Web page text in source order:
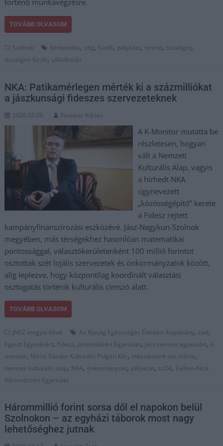
történő munkavégzésre.
TOVÁBB OLVASOM
Szolnok bérbeadás, cég, fürdő, pályázat, strand, tiszaliget,
tiszaligeti fürdő,vállalkozás
NKA: Patikamérlegen mérték ki a százmilliókat
a jászkunsági fideszes szervezeteknek
2026.05.06. Fazekas Adrián
A K-Monitor mutatta be
részletesen, hogyan
vált a Nemzeti
Kulturális Alap, vagyis
a hírhedt NKA
úgynevezett
„közösségépítő” kerete
a Fidesz rejtett
kampányfinanszírozási eszközévé. Jász-Nagykun-Szolnok
megyében, más térségekhez hasonlóan matematikai
pontossággal, választókerületenként 100 millió forintot
osztottak szét lojális szervezetek és önkormányzatok között,
alig leplezve, hogy központilag koordinált választási
osztogatás történik kulturális címszó alatt.
TOVÁBB OLVASOM
JNSZ megyei hírek Az Ifjúság Egészséges Életéért Alapítvány, civil,
Együtt Egymásért, fidesz, Jánoshidáért Egyesület, jász nemzet egyesület, k-
monitor, Márai Sándor Kulturális Polgári Kör, mészárosné vas márta,
nemzeti kulturális alap, NKA, önkormányzat, pályázat, sz24,Tallinn-Alcsi
Városrészért Egyesület
Hárommillió forint sorsa dől el napokon belül
Szolnokon – az egyházi táborok most nagy
lehetőséghez jutnak